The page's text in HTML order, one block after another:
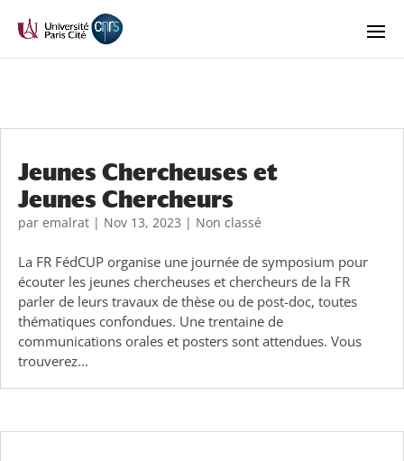
Jeunes Chercheuses et
Jeunes Chercheurs
par emalrat | Nov 13, 2023 | Non classé
La FR FédCUP organise une journée de symposium pour
écouter les jeunes chercheuses et chercheurs de la FR
parler de leurs travaux de thèse ou de post-doc, toutes
thématiques confondues. Une trentaine de
communications orales et posters sont attendues. Vous
trouverez...